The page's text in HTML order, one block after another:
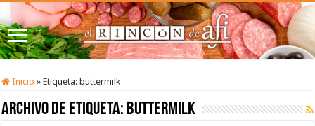
Inicio » Etiqueta: buttermilk
Archivo de etiqueta: buttermilk